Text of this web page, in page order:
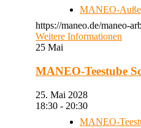
MANEO-
https://maneo.de/maneo-
Weitere Informationen
25 Mai
MANEO-Teestube
25. Mai 2028
18:30 - 20:30
MANEO-